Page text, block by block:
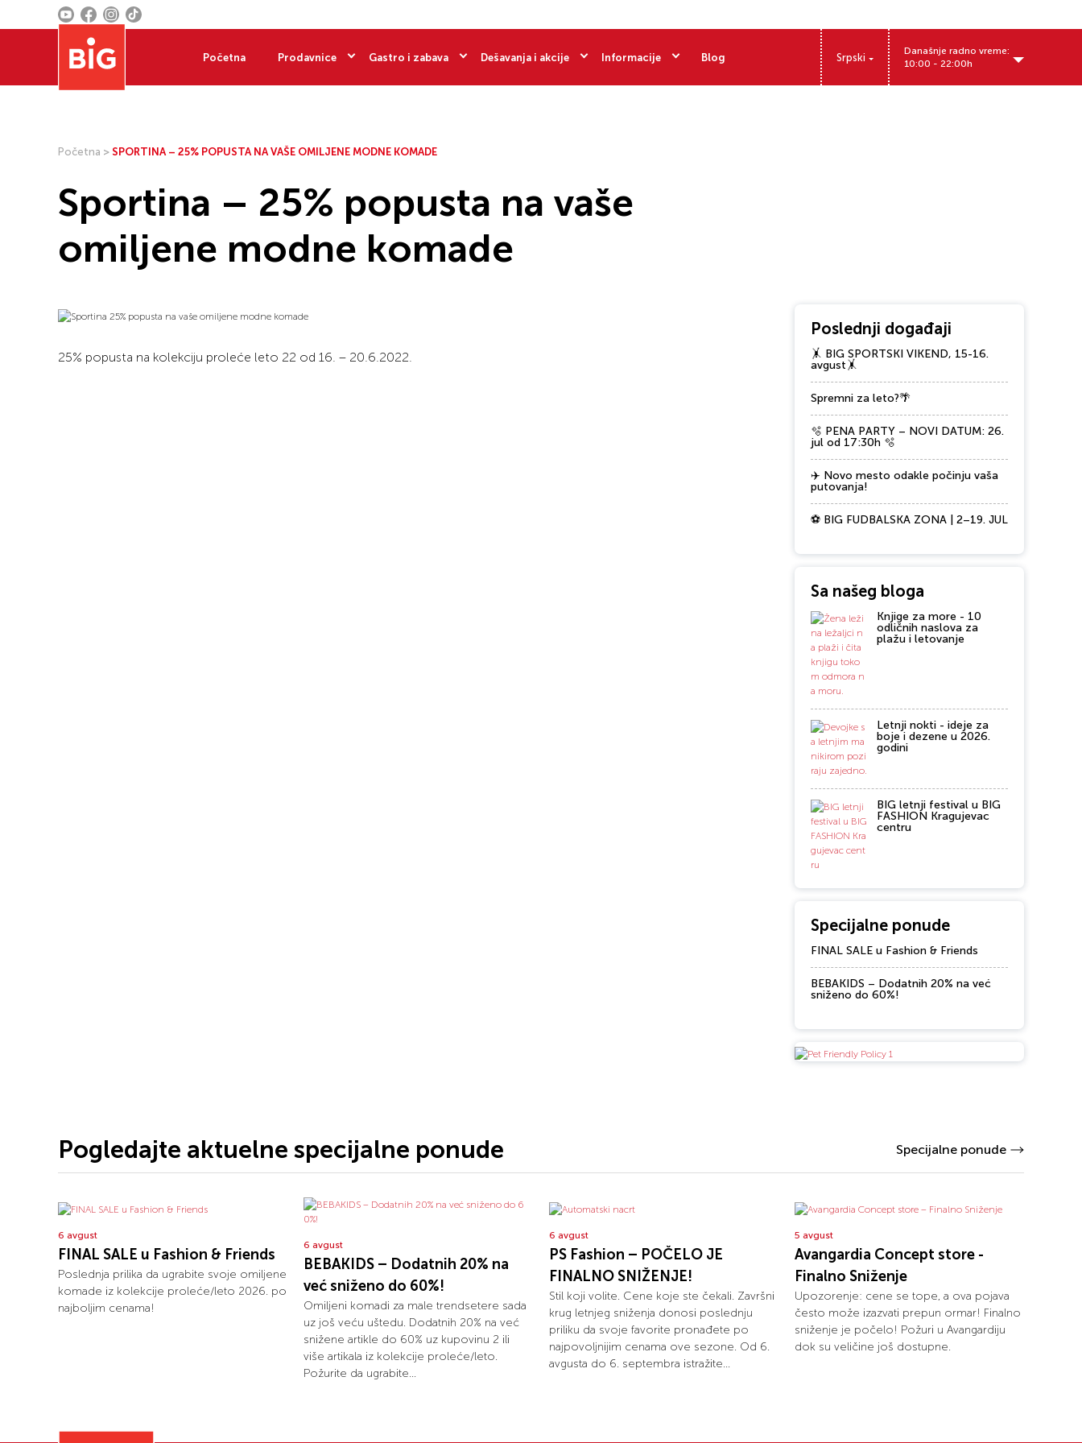
Početna Prodavnice Gastro i zabava Dešavanja i akcije Informacije Blog Srpski
Današnje radno vreme:
10:00 - 22:00h
Početna > SPORTINA – 25% POPUSTA NA VAŠE OMILJENE MODNE KOMADE
Sportina – 25% popusta na vaše
omiljene modne komade
25% popusta na kolekciju proleće leto 22 od 16. – 20.6.2022.
Poslednji događaji
🤸 BIG SPORTSKI VIKEND, 15-16.
avgust🤸
Spremni za leto?🌴
🫧 PENA PARTY – NOVI DATUM: 26.
jul od 17:30h 🫧
✈️ Novo mesto odakle počinju vaša
putovanja!
⚽ BIG FUDBALSKA ZONA | 2–19. JUL
Sa našeg bloga
Knjige za more - 10
odličnih naslova za
plažu i letovanje
Letnji nokti - ideje za
boje i dezene u 2026.
godini
BIG letnji festival u BIG
FASHION Kragujevac
centru
Specijalne ponude
FINAL SALE u Fashion & Friends
BEBAKIDS – Dodatnih 20% na već
sniženo do 60%!
Pogledajte aktuelne specijalne ponude Specijalne ponude
6 avgust
FINAL SALE u Fashion & Friends
Poslednja prilika da ugrabite svoje omiljene
komade iz kolekcije proleće/leto 2026. po
najboljim cenama!
6 avgust
BEBAKIDS – Dodatnih 20% na
već sniženo do 60%!
Omiljeni komadi za male trendsetere sada
uz još veću uštedu. Dodatnih 20% na već
snižene artikle do 60% uz kupovinu 2 ili
više artikala iz kolekcije proleće/leto.
Požurite da ugrabite...
6 avgust
PS Fashion – POČELO JE
FINALNO SNIŽENJE!
Stil koji volite. Cene koje ste čekali. Završni
krug letnjeg sniženja donosi poslednju
priliku da svoje favorite pronađete po
najpovoljnijim cenama ove sezone. Od 6.
avgusta do 6. septembra istražite...
5 avgust
Avangardia Concept store -
Finalno Sniženje
Upozorenje: cene se tope, a ova pojava
često može izazvati prepun ormar! Finalno
sniženje je počelo! Požuri u Avangardiju
dok su veličine još dostupne.